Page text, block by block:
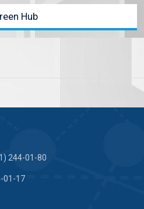
Hub
244-01-80
01-17